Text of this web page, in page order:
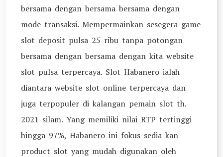
bersama dengan bersama bersama dengan
mode transaksi. Mempermainkan sesegera game
slot deposit pulsa 25 ribu tanpa potongan
bersama dengan bersama dengan kita website
slot pulsa terpercaya. Slot Habanero ialah
diantara website slot online terpercaya dan
juga terpopuler di kalangan pemain slot th.
2021 silam. Yang memiliki nilai RTP tertinggi
hingga 97%, Habanero ini fokus sedia kan
product slot yang mudah digunakan oleh